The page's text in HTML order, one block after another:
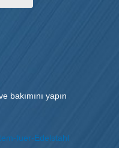
bakımını yapın